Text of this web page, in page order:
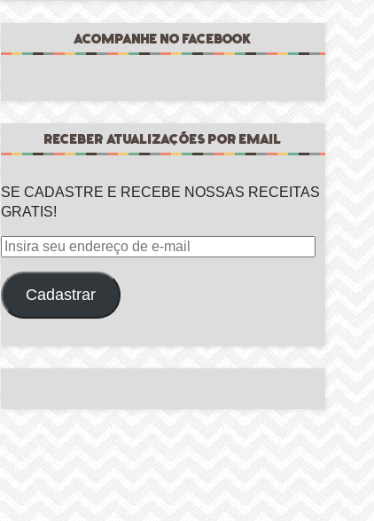
ACOMPANHE NO FACEBOOK
RECEBER ATUALIZAÇÕES POR EMAIL
SE CADASTRE E RECEBE NOSSAS RECEITAS
GRATIS!
Insira
endereço
de
Cadastrar